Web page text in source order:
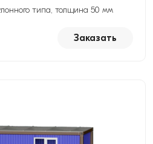
типа, толщина 50 мм
Заказать